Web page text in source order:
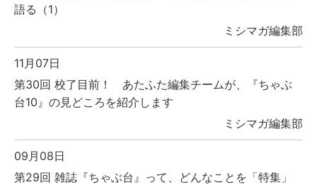
語る（1）
ミシマガ編集部
11月07日
第30回 校了目前！ あたふた編集チームが、『ちゃぶ
台10』の見どころを紹介します
ミシマガ編集部
09月08日
第29回 雑誌『ちゃぶ台』って、どんなことを「特集」